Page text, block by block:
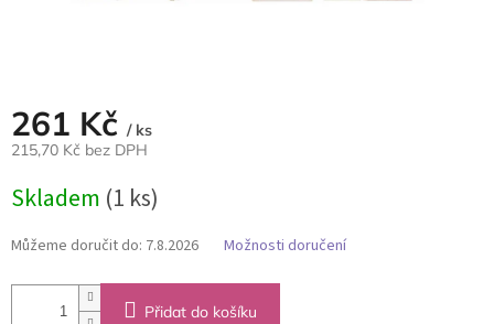
261 Kč / ks
215,70 Kč bez DPH
cena:
Skladem (1 ks)
Můžeme doručit do: 7.8.2026 Možnosti doručení
Přidat do košíku